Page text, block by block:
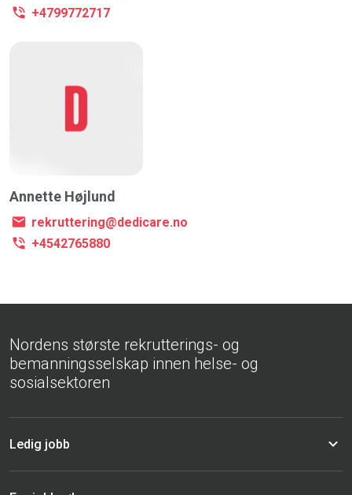
+4799772717
Annette Højlund
rekruttering@dedicare.no
+4542765880
Nordens største rekrutterings- og
bemanningsselskap innen helse- og
sosialsektoren
Ledig jobb